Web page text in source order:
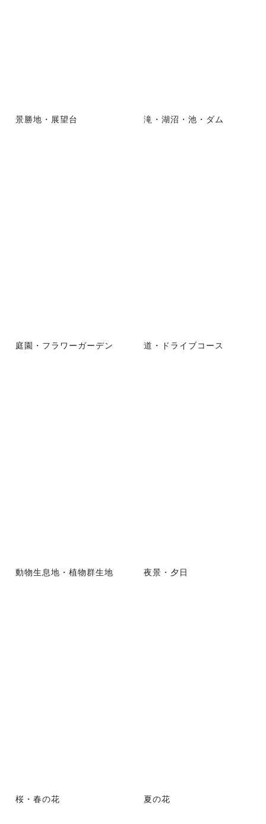
景勝地・展望台 滝・湖沼・池・ダム
庭園・フラワーガーデン 道・ドライブコース
動物生息地・植物群生地 夜景・夕日
桜・春の花 夏の花